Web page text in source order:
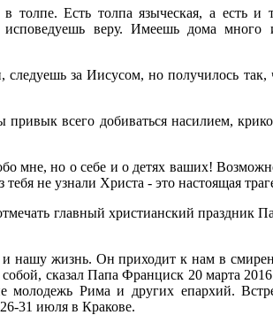
Есть толпа языческая, а есть и
веру. Имеешь дома много
за Иисусом, но получилось так,
всего добиваться насилием,
мне, но о себе и о детях ваших!
не узнали Христа - это настоящая
главный христианский праздник
нашу жизнь. Он приходит к нам в
сказал Папа Франциск 20 марта 2016
молодежь Рима и других епархий.
31 июля в Кракове.